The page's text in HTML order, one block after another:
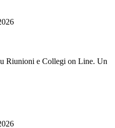
Riunioni e Collegi on Line. Un